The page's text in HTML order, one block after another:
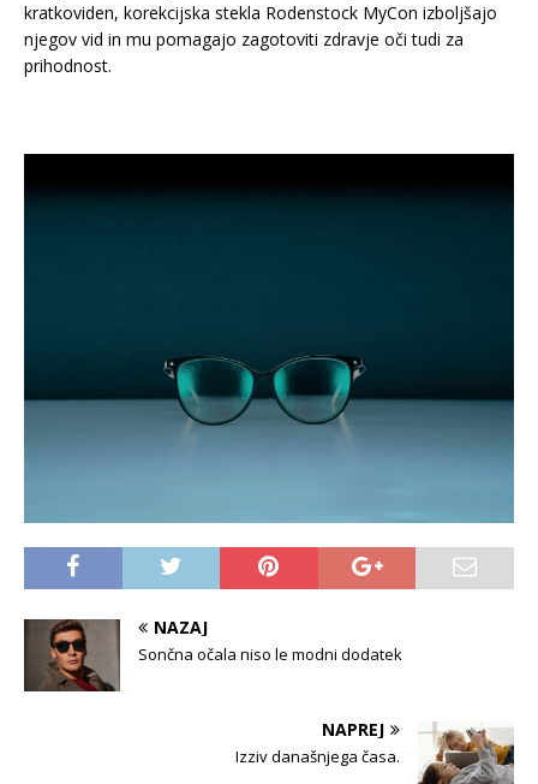
kratkoviden, korekcijska stekla Rodenstock MyCon izboljšajo
njegov vid in mu pomagajo zagotoviti zdravje oči tudi za
prihodnost.
NAZAJ
Sončna očala niso le modni dodatek
NAPREJ
Izziv današnjega časa.